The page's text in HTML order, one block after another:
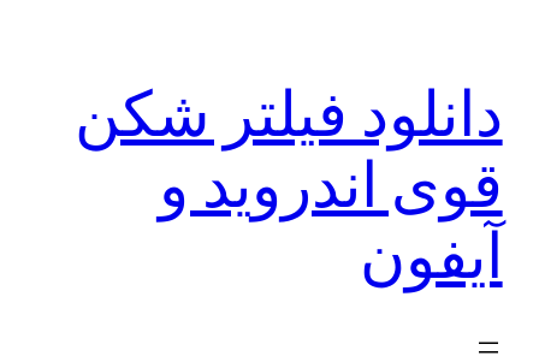
دانلود فیلتر شکن
قوی اندروید و
آیفون